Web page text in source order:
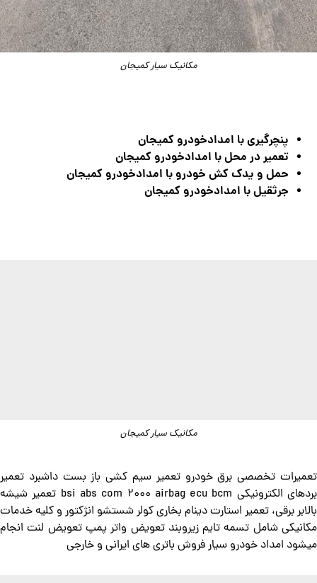
مکانیک سیار کمیجان
پنچرگیری با امدادخودرو کمیجان
تعمیر در محل با امدادخودرو کمیجان
حمل و یدک کش خودرو با امدادخودرو کمیجان
جرثقیل با امدادخودرو کمیجان
مکانیک سیار کمیجان
تعمیرات تخصصی برق خودرو تعمیر سیم کشی باز بست داشبرد تعمیر
بردهای الکترونیکی bsi abs com 2000 airbag ecu bcm تعمیر شیشه
بالابر برقی، تعمیر استارت دینام بخاری کولر شستشو انژکتور و کلیه خدمات
مکانیکی شامل تسمه تایم زیروبند تعویض واتر پمپ تعویض لنت انجام
میشود امداد خودرو سیار فروش باتری های ایرانی و خارجی